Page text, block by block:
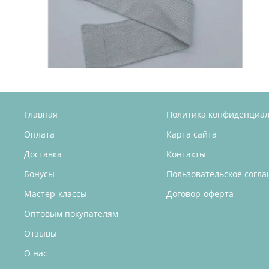
Главная
Оплата
Доставка
Бонусы
Мастер-классы
Оптовым покупателям
Отзывы
О нас
Политика
Карта сайта
Контакты
Пользовательское
Договор-оферта